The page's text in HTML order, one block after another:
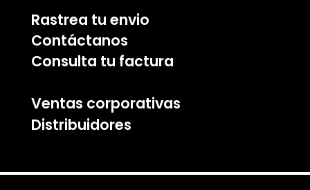
Rastrea tu envio
Contáctanos
Consulta tu factura
Ventas corporativas
Distribuidores